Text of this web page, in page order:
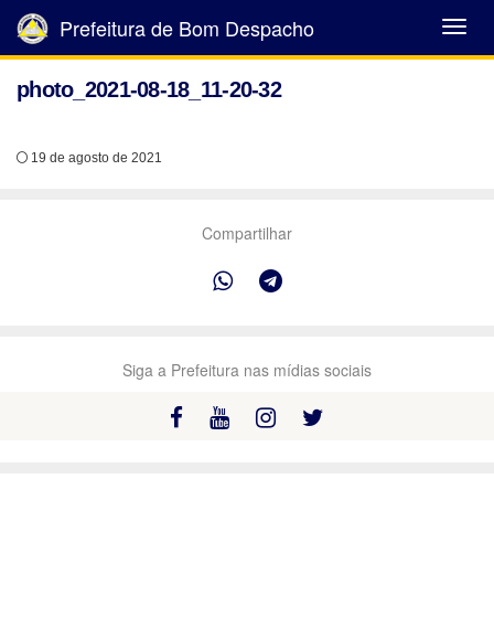
Abrir
Menu
Prefeitura de Bom Despacho
photo_2021-08-18_11-20-32
19 de agosto de 2021
Compartilhar
Siga a Prefeitura nas mídias sociais